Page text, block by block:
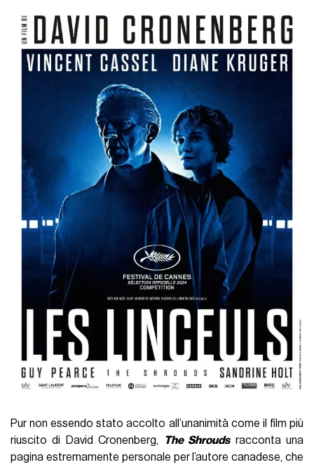
Pur non essendo stato accolto all’unanimità come il film più
riuscito di David Cronenberg,
The Shroudsracconta una
pagina estremamente personale per l’autore canadese, che